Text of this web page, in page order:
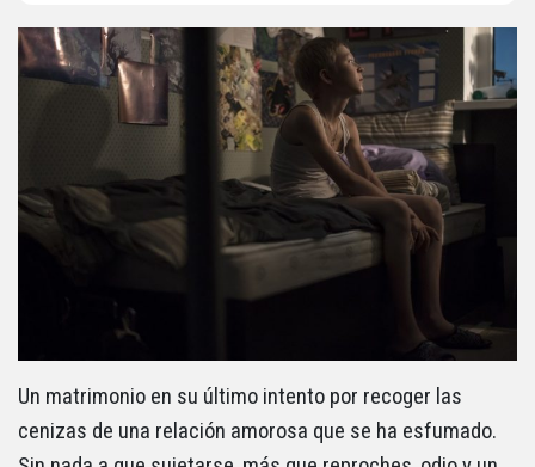
Un matrimonio en su último intento por recoger las
cenizas de una relación amorosa que se ha esfumado.